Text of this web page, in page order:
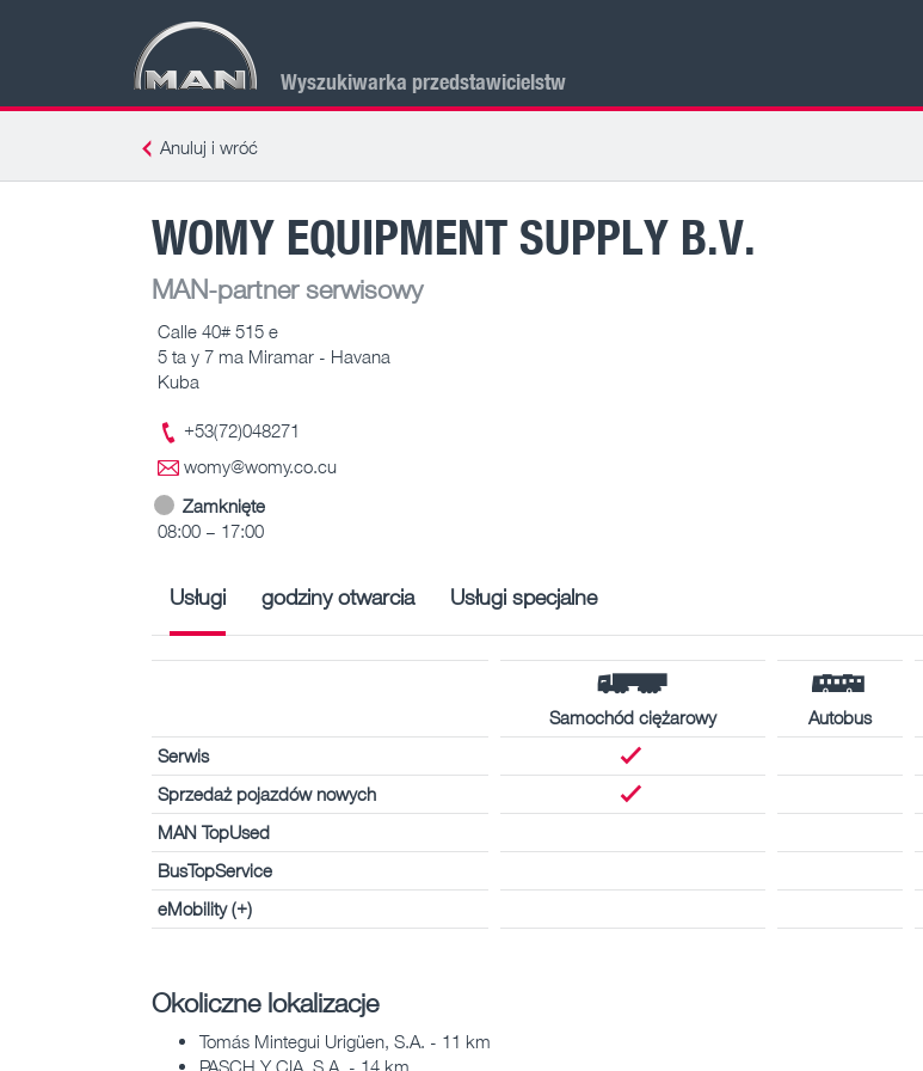
Wyszukiwarka przedstawicielstw
Anuluj i wróć
WOMY EQUIPMENT SUPPLY B.V.
MAN-partner serwisowy
Calle 40# 515 e
5 ta y 7 ma Miramar - Havana
Kuba
+53(72)048271
womy@womy.co.cu
Zamknięte
08:00 – 17:00
Usługi godziny otwarcia Usługi specjalne
Samochód ciężarowy Autobus
Serwis
Sprzedaż pojazdów nowych
MAN TopUsed
BusTopService
eMobility (+)
Okoliczne lokalizacje
Tomás Mintegui Urigüen, S.A. - 11 km
PASCH Y CIA. S.A. - 14 km